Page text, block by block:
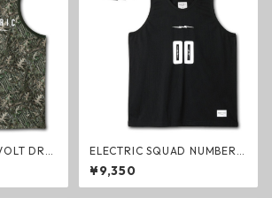
DRY
ライタ
エレク
ン
ELECTRIC SQUAD NUMBER
MESH TANK BLACK メッシュ
タンク ブラック エレクトリッ
ク タンクトップ ファッション
¥9,350